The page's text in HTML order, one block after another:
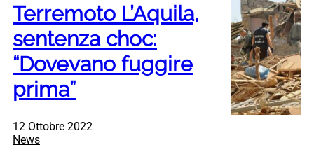
Terremoto L’Aquila,
sentenza choc:
“Dovevano fuggire
prima”
12 Ottobre 2022
News